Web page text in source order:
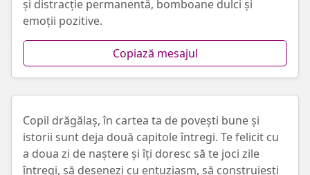
și distracție permanentă, bomboane dulci și
emoții pozitive.
Copiază mesajul
Copil drăgălaș, în cartea ta de povești bune și
istorii sunt deja două capitole întregi. Te felicit cu
a doua zi de naștere și îți doresc să te joci zile
întregi, să desenezi cu entuziasm, să construiești